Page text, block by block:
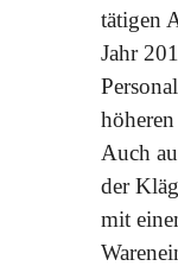
tätigen
Jahr
Auch
der
mit